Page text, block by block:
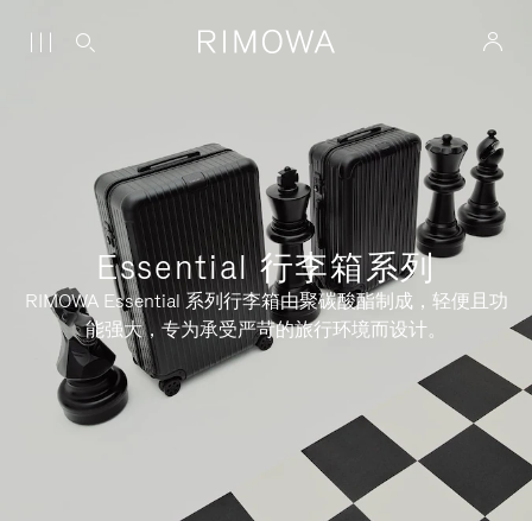
Essential 行李箱系列
RIMOWA Essential 系列行李箱由聚碳酸酯制成，轻便且功
能强大，专为承受严苛的旅行环境而设计。